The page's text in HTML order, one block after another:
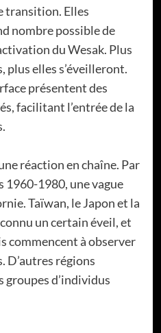
transition. Elles
nombre possible de
du Wesak. Plus
plus elles s’éveilleront.
présentent des
facilitant l’entrée de la
réaction en chaîne. Par
1960-1980, une vague
Taïwan, le Japon et la
un certain éveil, et
commencent à observer
D’autres régions
groupes d’individus